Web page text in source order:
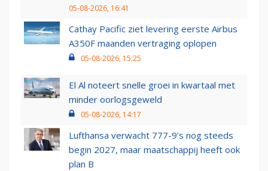
05-08-2026, 16:41
Cathay Pacific ziet levering eerste Airbus
A350F maanden vertraging oplopen
05-08-2026, 15:25
El Al noteert snelle groei in kwartaal met
minder oorlogsgeweld
05-08-2026, 14:17
Lufthansa verwacht 777-9’s nog steeds
begin 2027, maar maatschappij heeft ook
plan B